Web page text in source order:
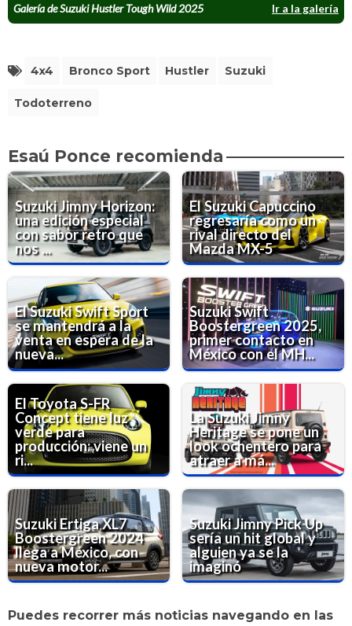
Galería de Suzuki Hustler Tough Wild 2025 Ir a la galería
4x4 Bronco Sport Hustler Suzuki
Todoterreno
Esaú Ponce recomienda
Suzuki Jimny Horizon:
una edición especial
con sabor retro que
nos ...
El Suzuki Capuccino
regresaría como un
rival directo del
Mazda MX-5
El Suzuki Swift Sport
se mantendrá a la
venta en espera de la
nueva...
Suzuki Swift
Boostergreen 2025,
primer contacto en
México con el MH...
El Toyota S-FR
Concept tiene luz
verde para
producción: viene un
ri...
La Suzuki Jimny
Heritage se pone un
look ochentero para
atraer a má...
Suzuki Ertiga XL7
Boostergreen 2024
llega a México, con
nueva motor...
Suzuki Jimny Pick Up
sería un hit global y
alguien ya se la
imaginó
Puedes recorrer más noticias navegando en las